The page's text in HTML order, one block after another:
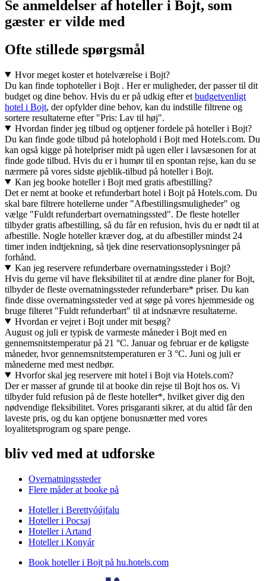
Se anmeldelser af hoteller i Bojt, som
gæster er vilde med
Ofte stillede spørgsmål
Hvor meget koster et hotelværelse i Bojt?
Du kan finde tophoteller i Bojt . Her er muligheder, der passer til dit
budget og dine behov. Hvis du er på udkig efter et budgetvenligt
hotel i Bojt, der opfylder dine behov, kan du indstille filtrene og
sortere resultaterne efter "Pris: Lav til høj".
Hvordan finder jeg tilbud og optjener fordele på hoteller i Bojt?
Du kan finde gode tilbud på hotelophold i Bojt med Hotels.com. Du
kan også kigge på hotelpriser midt på ugen eller i lavsæsonen for at
finde gode tilbud. Hvis du er i humør til en spontan rejse, kan du se
nærmere på vores sidste øjeblik-tilbud på hoteller i Bojt.
Kan jeg booke hoteller i Bojt med gratis afbestilling?
Det er nemt at booke et refunderbart hotel i Bojt på Hotels.com. Du
skal bare filtrere hotellerne under "Afbestillingsmuligheder" og
vælge "Fuldt refunderbart overnatningssted". De fleste hoteller
tilbyder gratis afbestilling, så du får en refusion, hvis du er nødt til at
afbestille. Nogle hoteller kræver dog, at du afbestiller mindst 24
timer inden indtjekning, så tjek dine reservationsoplysninger på
forhånd.
Kan jeg reservere refunderbare overnatningssteder i Bojt?
Hvis du gerne vil have fleksibilitet til at ændre dine planer for Bojt,
tilbyder de fleste overnatningssteder refunderbare* priser. Du kan
finde disse overnatningssteder ved at søge på vores hjemmeside og
bruge filteret "Fuldt refunderbart" til at indsnævre resultaterne.
Hvordan er vejret i Bojt under mit besøg?
August og juli er typisk de varmeste måneder i Bojt med en
gennemsnitstemperatur på 21 °C. Januar og februar er de køligste
måneder, hvor gennemsnitstemperaturen er 3 °C. Juni og juli er
månederne med mest nedbør.
Hvorfor skal jeg reservere mit hotel i Bojt via Hotels.com?
Der er masser af grunde til at booke din rejse til Bojt hos os. Vi
tilbyder fuld refusion på de fleste hoteller*, hvilket giver dig den
nødvendige fleksibilitet. Vores prisgaranti sikrer, at du altid får den
laveste pris, og du kan optjene bonusnætter med vores
loyalitetsprogram og spare penge.
bliv ved med at udforske
Overnatningssteder
Flere måder at booke på
Hoteller i Berettyóújfalu
Hoteller i Pocsaj
Hoteller i Artand
Hoteller i Konyár
Book hoteller i Bojt på hu.hotels.com